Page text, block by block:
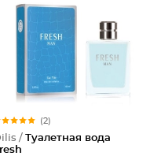
(2)
/ Туалетная вода